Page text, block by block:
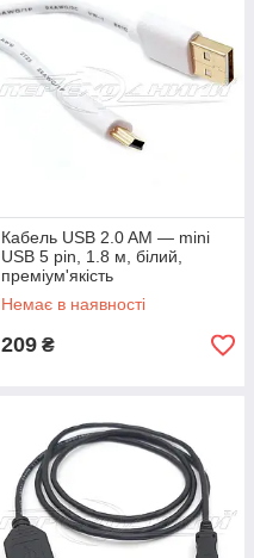
Кабель USB 2.0 AM — mini
USB 5 pin, 1.8 м, білий,
преміум'якість
Немає в наявності
209 ₴